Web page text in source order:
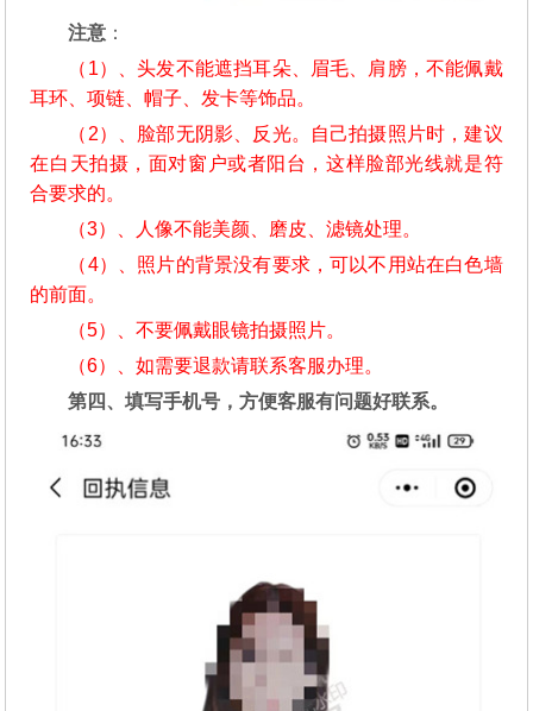
注意 ：
（1）、头发不能遮挡耳朵、眉毛、肩膀，不能佩戴
耳环、项链、帽子、发卡等饰品。
（2）、脸部无阴影、反光。自己拍摄照片时，建议
在白天拍摄，面对窗户或者阳台，这样脸部光线就是符
合要求的。
（3）、人像不能美颜、磨皮、滤镜处理。
（4）、照片的背景没有要求，可以不用站在白色墙
的前面。
（5）、不要佩戴眼镜拍摄照片。
（6）、如需要退款请联系客服办理。
第四、填写手机号，方便客服有问题好联系。